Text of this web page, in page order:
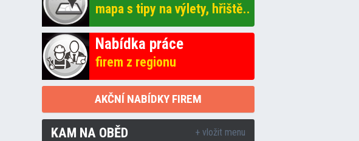
mapa s tipy na výlety, hřiště..
Nabídka práce
firem z regionu
AKČNÍ NABÍDKY FIREM
KAM NA OBĚD + vložit menu